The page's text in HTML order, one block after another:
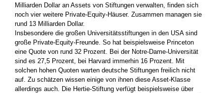
Milliarden Dollar an Assets von Stiftungen verwalten, finden sich
noch vier weitere Private-Equity-Häuser. Zusammen managen sie
rund 13 Milliarden Dollar.
Insbesondere die großen Universitätsstiftungen in den USA sind
große Private-Equity-Freunde. So hat beispielsweise Princeton
eine Quote von rund 32 Prozent. Bei der Notre-Dame-Universität
sind es 27,5 Prozent, bei Harvard immerhin 16 Prozent. Mit
solchen hohen Quoten warten deutsche Stiftungen freilich nicht
auf. Zu schätzen wissen einige von ihnen diese Asset-Klasse
allerdings auch. Die Hertie-Stiftung verfügt beispielsweise über